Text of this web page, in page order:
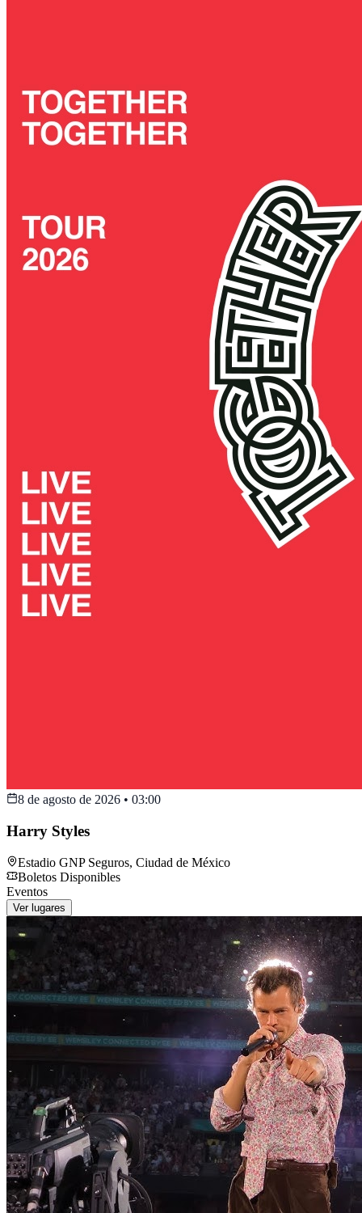
8 de agosto de 2026 • 03:00
Harry Styles
Estadio GNP Seguros, Ciudad de México
Boletos Disponibles
Eventos
Ver lugares